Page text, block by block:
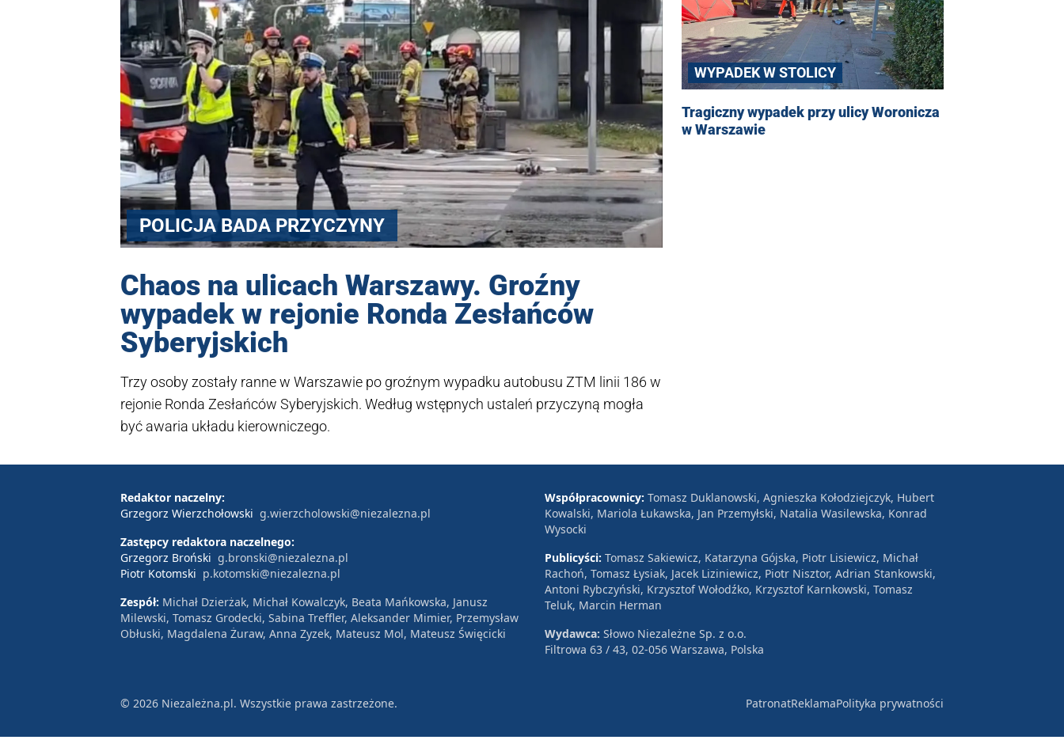
POLICJA BADA PRZYCZYNY
Chaos na ulicach Warszawy. Groźny
wypadek w rejonie Ronda Zesłańców
Syberyjskich
Trzy osoby zostały ranne w Warszawie po groźnym wypadku autobusu ZTM linii 186 w
rejonie Ronda Zesłańców Syberyjskich. Według wstępnych ustaleń przyczyną mogła
być awaria układu kierowniczego.
WYPADEK W STOLICY
Tragiczny wypadek przy ulicy Woronicza
w Warszawie
Redaktor naczelny:
Grzegorz Wierzchołowski g.wierzcholowski@niezalezna.pl
Zastępcy redaktora naczelnego:
Grzegorz Broński g.bronski@niezalezna.pl
Piotr Kotomski p.kotomski@niezalezna.pl
Zespół: Michał Dzierżak, Michał Kowalczyk, Beata Mańkowska, Janusz
Milewski, Tomasz Grodecki, Sabina Treffler, Aleksander Mimier, Przemysław
Obłuski, Magdalena Żuraw, Anna Zyzek, Mateusz Mol, Mateusz Święcicki
Współpracownicy: Tomasz Duklanowski, Agnieszka Kołodziejczyk, Hubert
Kowalski, Mariola Łukawska, Jan Przemyłski, Natalia Wasilewska, Konrad
Wysocki
Publicyści: Tomasz Sakiewicz, Katarzyna Gójska, Piotr Lisiewicz, Michał
Rachoń, Tomasz Łysiak, Jacek Liziniewicz, Piotr Nisztor, Adrian Stankowski,
Antoni Rybczyński, Krzysztof Wołodźko, Krzysztof Karnkowski, Tomasz
Teluk, Marcin Herman
Wydawca: Słowo Niezależne Sp. z o.o.
Filtrowa 63 / 43, 02-056 Warszawa, Polska
© 2026 Niezależna.pl. Wszystkie prawa zastrzeżone. PatronatReklamaPolityka prywatności